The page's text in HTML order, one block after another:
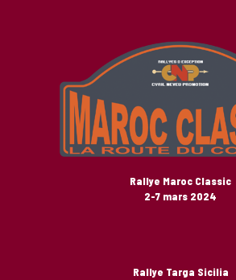
Rallye Maroc Classic
2-7 mars 2024
Rallye Targa Sicilia